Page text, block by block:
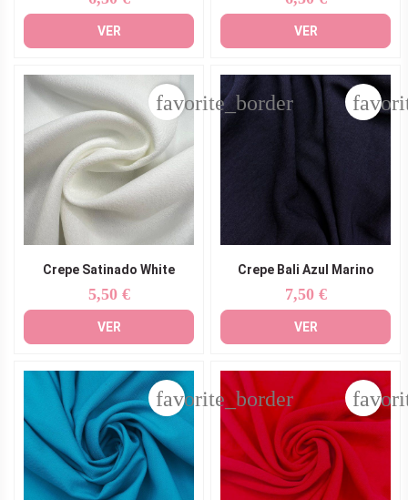
VER VER
Crepe Satinado White
Precio
5,50 €
VER
favorite_border
Crepe Bali Azul Marino
Precio
7,50 €
VER
favorite_border